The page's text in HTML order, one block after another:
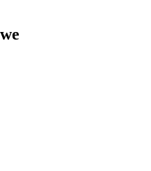
karcie
nowej karcie